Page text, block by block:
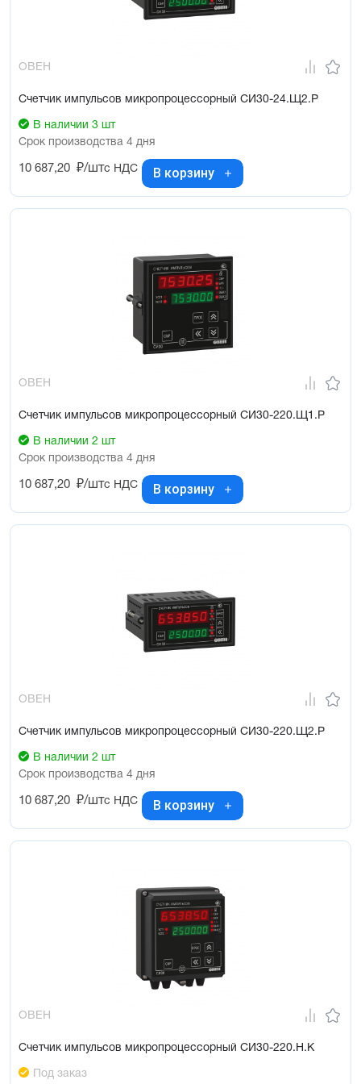
требованиям ГОСТ Р 51522 (МЭК 61326) по электромагнитной
ОВЕН
Счетчик импульсов микропроцессорный СИ30-24.Щ2.Р
В наличии 3 шт
Срок производства 4 дня
10 687,20 ₽/штс НДС В корзину
ОВЕН
Счетчик импульсов микропроцессорный СИ30-220.Щ1.Р
В наличии 2 шт
Срок производства 4 дня
10 687,20 ₽/штс НДС В корзину
ОВЕН
Счетчик импульсов микропроцессорный СИ30-220.Щ2.Р
В наличии 2 шт
Срок производства 4 дня
10 687,20 ₽/штс НДС В корзину
ОВЕН
Счетчик импульсов микропроцессорный СИ30-220.Н.К
Под заказ